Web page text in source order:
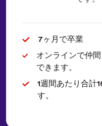
7ヶ月で卒業
オンラインで仲
できます。
1週間あたり合計
す。